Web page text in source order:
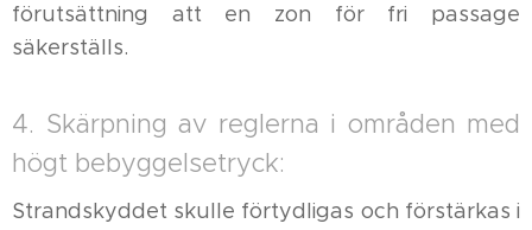
förutsättning att en zon för fri passage
säkerställs.
4. Skärpning av reglerna i områden med
högt bebyggelsetryck:
Strandskyddet skulle förtydligas och förstärkas i